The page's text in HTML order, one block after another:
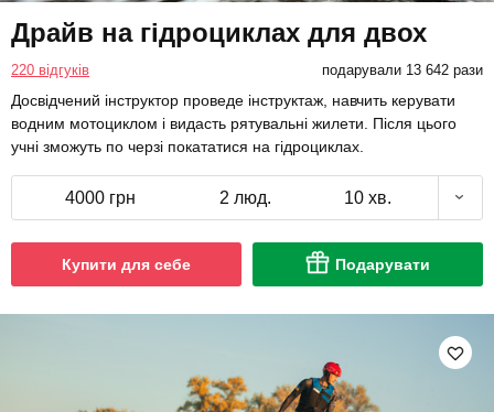
Драйв на гідроциклах для двох
220 відгуків подарували 13 642 рази
Досвідчений інструктор проведе інструктаж, навчить керувати
водним мотоциклом і видасть рятувальні жилети. Після цього
учні зможуть по черзі покататися на гідроциклах.
4000 грн 2 люд. 10 хв.
Купити для себе Подарувати